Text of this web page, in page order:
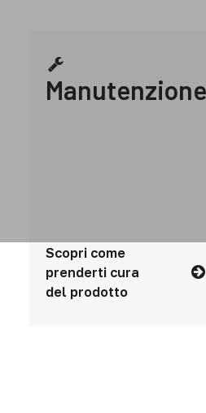
Manutenzione
Scopri come
prenderti cura
del prodotto